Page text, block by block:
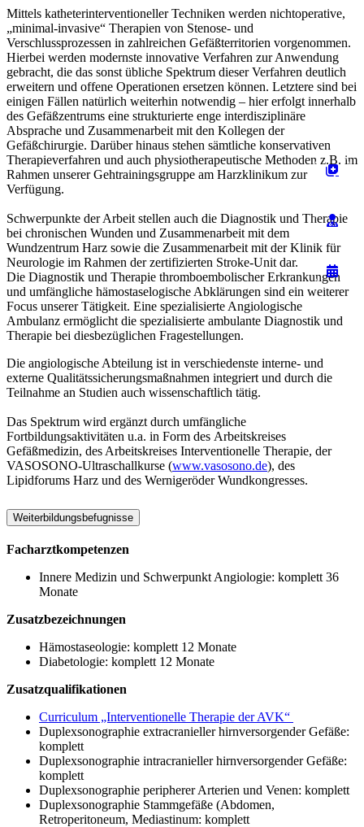
Mittels katheterinterventioneller Techniken werden nichtoperative,
„minimal-invasive“ Therapien von Stenose- und
Verschlussprozessen in zahlreichen Gefäßterritorien vorgenommen.
Hierbei werden modernste innovative Verfahren zur Anwendung
gebracht, die das sonst übliche Spektrum dieser Verfahren deutlich
erweitern und offene Operationen ersetzen können. Letztere sind bei
einigen Fällen natürlich weiterhin notwendig – hier erfolgt innerhalb
des Gefäßzentrums eine strukturierte enge interdisziplinäre
Absprache und Zusammenarbeit mit den Kollegen der
Gefäßchirurgie. Darüber hinaus stehen sämtliche konservativen
Therapieverfahren und auch physiotherapeutische Methoden z.B. im
Rahmen unserer Gehtrainingsgruppe am Harzklinikum zur
Verfügung.
Schwerpunkte der Arbeit stellen auch die Diagnostik und Therapie
bei chronischen Wunden und Zusammenarbeit mit dem
Wundzentrum Harz sowie die Zusammenarbeit mit der Klinik für
Neurologie im Rahmen der zertifizierten Stroke-Unit dar.
Die Diagnostik und Therapie thromboembolischer Erkrankungen
und umfängliche hämostaselogische Abklärungen sind ein weiterer
Focus unserer Tätigkeit. Eine spezialisierte Angiologische
Ambulanz ermöglicht die spezialisierte ambulante Diagnostik und
Therapie bei diesbezüglichen Fragestellungen.
Die angiologische Abteilung ist in verschiedenste interne- und
externe Qualitätssicherungsmaßnahmen integriert und durch die
Teilnahme an Studien auch wissenschaftlich tätig.
Das Spektrum wird ergänzt durch umfängliche
Fortbildungsaktivitäten u.a. in Form des Arbeitskreises
Gefäßmedizin, des Arbeitskreises Interventionelle Therapie, der
VASOSONO-Ultraschallkurse (www.vasosono.de), des
Lipidforums Harz und des Wernigeröder Wundkongresses.
Weiterbildungsbefugnisse
Facharztkompetenzen
Innere Medizin und Schwerpunkt Angiologie: komplett 36
Monate
Zusatzbezeichnungen
Hämostaseologie: komplett 12 Monate
Diabetologie: komplett 12 Monate
Zusatzqualifikationen
Curriculum „Interventionelle Therapie der AVK“
Duplexsonographie extracranieller hirnversorgender Gefäße:
komplett
Duplexsonographie intracranieller hirnversorgender Gefäße:
komplett
Duplexsonographie peripherer Arterien und Venen: komplett
Duplexsonographie Stammgefäße (Abdomen,
Retroperitoneum, Mediastinum: komplett